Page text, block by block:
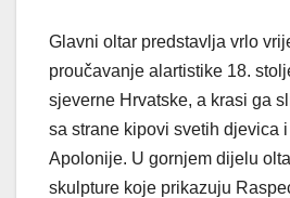
Glavni oltar predstavlja vrlo
proučavanje alartistike 18.
sjeverne Hrvatske, a krasi ga
sa strane kipovi svetih djevica
Apolonije. U gornjem dijelu
skulpture koje prikazuju